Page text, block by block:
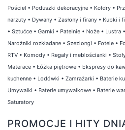
Pościel • Poduszki dekoracyjne • Kołdry •
narzuty • Dywany • Zasłony i firany • Kubki i
• Sztućce • Garnki • Patelnie • Noże • Lustra •
Narożniki rozkładane • Szezlongi • Fotele •
RTV • Komody • Regały i meblościanki •
Materace • Łóżka piętrowe • Ekspresy do
kuchenne • Lodówki • Zamrażarki • Baterie
Umywalki • Baterie umywalkowe • Baterie
Saturatory
PROMOCJE I HITY